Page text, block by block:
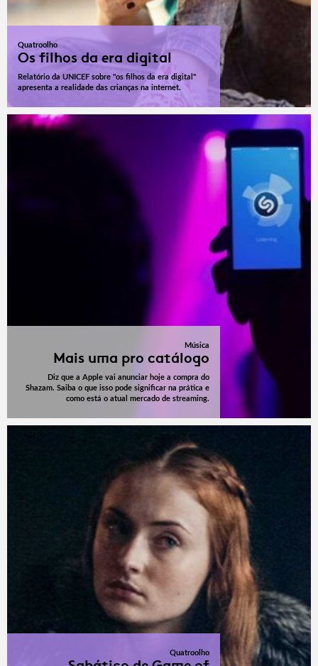
Quatroolho
Os filhos da era digital
Relatório da UNICEF sobre "os filhos da era digital"
apresenta a realidade das crianças na internet.
Música
Mais uma pro catálogo
Diz que a Apple vai anunciar hoje a compra do
Shazam. Saiba o que isso pode significar na prática e
como está o atual mercado de streaming.
Quatroolho